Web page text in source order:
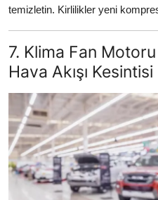
temizletin. Kirlilikler yeni
7. Klima Fan
Hava Akışı Kesintisi